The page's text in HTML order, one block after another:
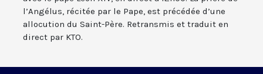
l’Angélus, récitée par le Pape, est précédée d’une
allocution du Saint-Père. Retransmis et traduit en
direct par KTO.